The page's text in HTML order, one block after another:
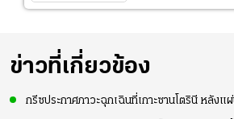
ข่าวที่เกี่ยวข้อง
กรีซประกาศภาวะฉุกเฉินที่เกาะซานโตรินี หลังแ